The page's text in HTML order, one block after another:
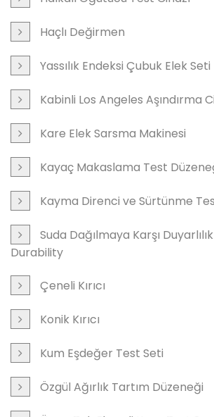
Haçlı Değirmen
Yassılık Endeksi Çubuk Elek Seti
Kabinli Los Angeles Aşındırma
Kare Elek Sarsma Makinesi
Kayaç Makaslama Test
Kayma Direnci ve Sürtünme
Suda Dağılmaya Karşı
Durability
Çeneli Kırıcı
Konik Kırıcı
Kum Eşdeğer Test Seti
Özgül Ağırlık Tartım Düzeneği